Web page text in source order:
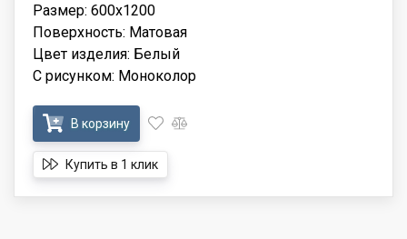
Размер: 600x1200
Поверхность: Матовая
Цвет изделия: Белый
С рисунком: Моноколор
В корзину
Купить в 1 клик